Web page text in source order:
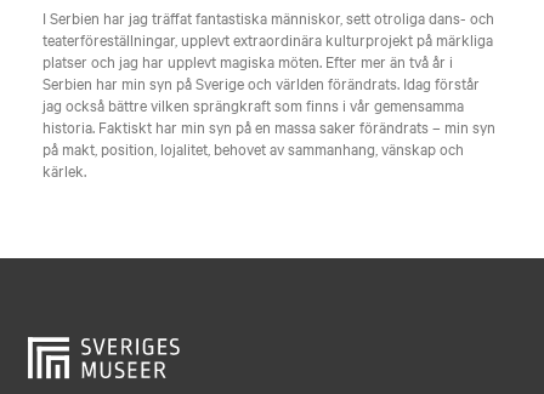
I Serbien har jag träffat fantastiska människor, sett otroliga dans- och
teaterföreställningar, upplevt extraordinära kulturprojekt på märkliga
platser och jag har upplevt magiska möten. Efter mer än två år i
Serbien har min syn på Sverige och världen förändrats. Idag förstår
jag också bättre vilken sprängkraft som finns i vår gemensamma
historia. Faktiskt har min syn på en massa saker förändrats – min syn
på makt, position, lojalitet, behovet av sammanhang, vänskap och
kärlek.